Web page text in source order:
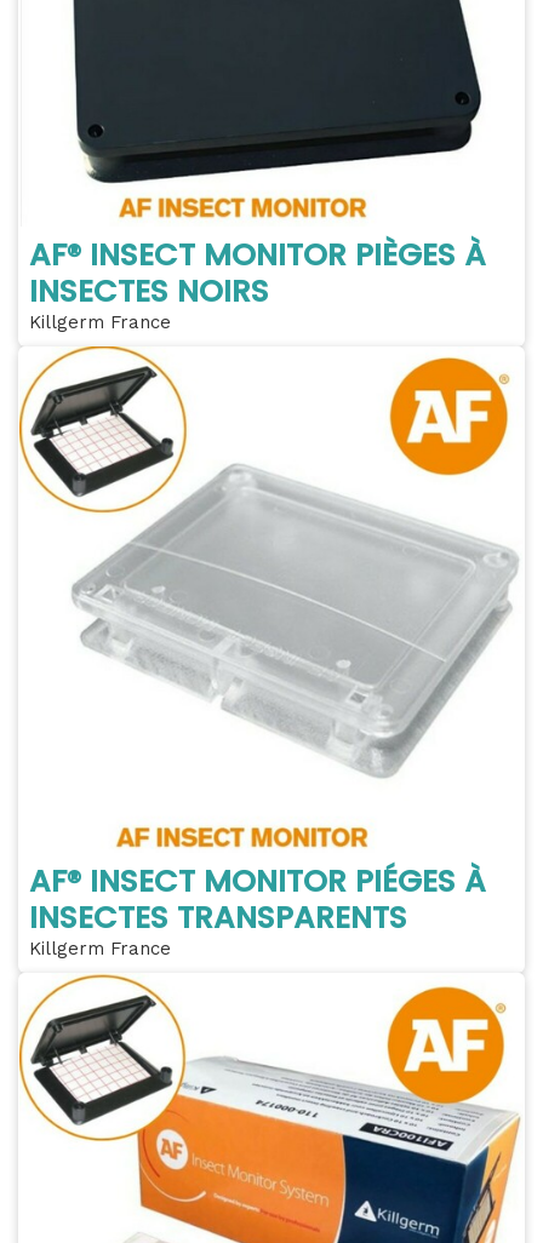
AF® INSECT MONITOR PIÈGES À
INSECTES NOIRS
Killgerm France
AF® INSECT MONITOR PIÉGES À
INSECTES TRANSPARENTS
Killgerm France